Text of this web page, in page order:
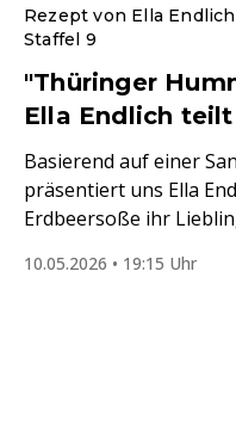
Rezept von Ella
Staffel 9
"Thüringer
Ella Endlich
Basierend auf einer
präsentiert uns Ella
Erdbeersoße ihr
10.05.2026 • 19:15 Uhr